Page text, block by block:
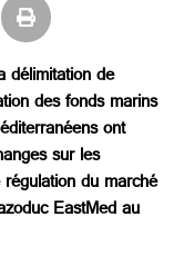
délimitation de
des fonds marins
ont
sur les
du marché
EastMed au